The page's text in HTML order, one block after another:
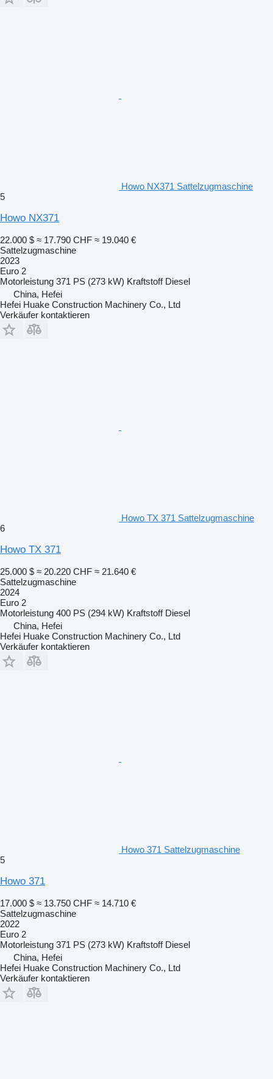
Howo NX371 Sattelzugmaschine
5
Howo NX371
22.000 $ ≈ 17.790 CHF ≈ 19.040 €
Sattelzugmaschine
2023
Euro 2
Motorleistung 371 PS (273 kW) Kraftstoff Diesel
China, Hefei
Hefei Huake Construction Machinery Co., Ltd
Verkäufer kontaktieren
Howo TX 371 Sattelzugmaschine
6
Howo TX 371
25.000 $ ≈ 20.220 CHF ≈ 21.640 €
Sattelzugmaschine
2024
Euro 2
Motorleistung 400 PS (294 kW) Kraftstoff Diesel
China, Hefei
Hefei Huake Construction Machinery Co., Ltd
Verkäufer kontaktieren
Howo 371 Sattelzugmaschine
5
Howo 371
17.000 $ ≈ 13.750 CHF ≈ 14.710 €
Sattelzugmaschine
2022
Euro 2
Motorleistung 371 PS (273 kW) Kraftstoff Diesel
China, Hefei
Hefei Huake Construction Machinery Co., Ltd
Verkäufer kontaktieren